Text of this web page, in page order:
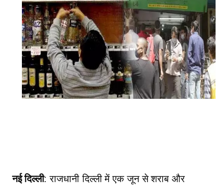
नई दिल्ली:राजधानी दिल्ली में एक जून से शराब और